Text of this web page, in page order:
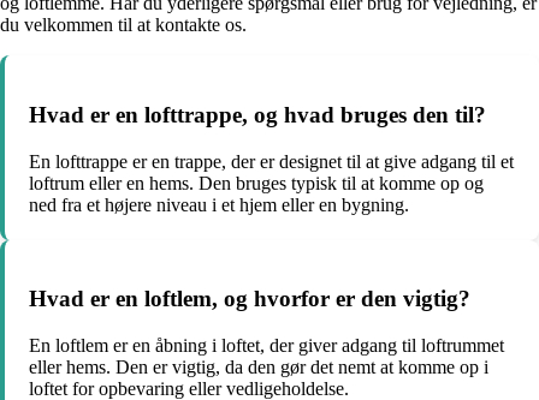
du velkommen til at kontakte os.
Hvad er en lofttrappe, og hvad bruges den til?
En lofttrappe er en trappe, der er designet til at give adgang til et
loftrum eller en hems. Den bruges typisk til at komme op og
ned fra et højere niveau i et hjem eller en bygning.
Hvad er en loftlem, og hvorfor er den vigtig?
En loftlem er en åbning i loftet, der giver adgang til loftrummet
eller hems. Den er vigtig, da den gør det nemt at komme op i
loftet for opbevaring eller vedligeholdelse.